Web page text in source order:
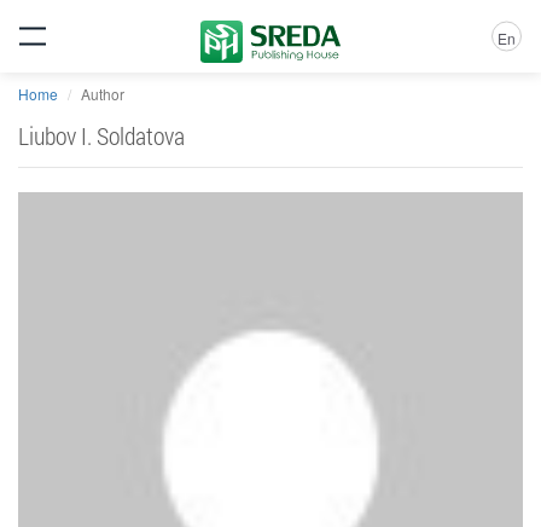
En
Home Author
Liubov I. Soldatova